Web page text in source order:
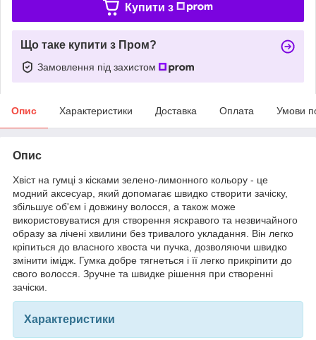
Купити з
Що таке купити з Пром?
Замовлення під захистом
Опис Характеристики Доставка Оплата Умови
Опис
Хвіст на гумці з кісками зелено-лимонного кольору - це
модний аксесуар, який допомагає швидко створити зачіску,
збільшує об'єм і довжину волосся, а також може
використовуватися для створення яскравого та незвичайного
образу за лічені хвилини без тривалого укладання. Він легко
кріпиться до власного хвоста чи пучка, дозволяючи швидко
змінити імідж. Гумка добре тягнеться і її легко прикріпити до
свого волосся. Зручне та швидке рішення при створенні
зачіски.
Характеристики